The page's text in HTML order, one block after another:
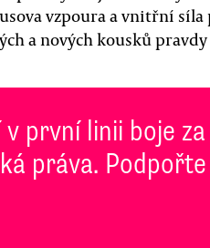
vzpoura a vnitřní
a nových kousků pravdy
první linii boje
práva.